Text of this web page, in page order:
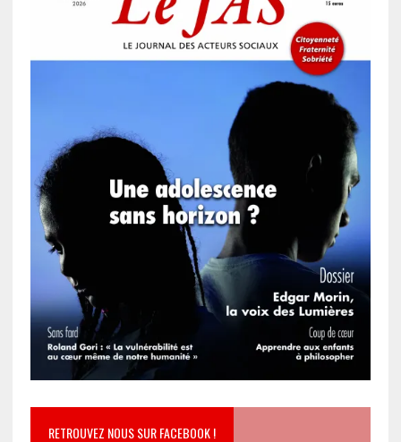
RETROUVEZ NOUS SUR FACEBOOK !